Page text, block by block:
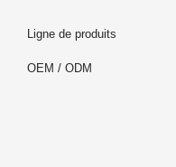
Ligne de produits
OEM / ODM